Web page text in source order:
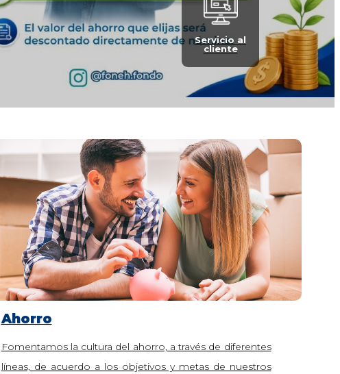
Servicio al
cliente
Ahorro
Fomentamos la cultura del ahorro, a través de diferentes
líneas, de acuerdo a los objetivos y metas de nuestros